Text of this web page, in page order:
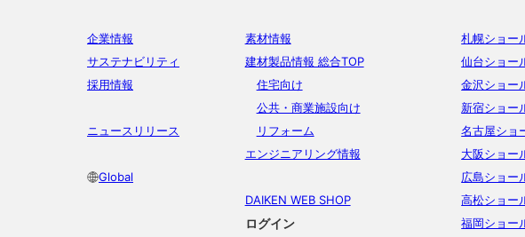
企業情報
サステナビリティ
採用情報
ニュースリリース
Global
素材情報
建材製品情報 総合TOP
住宅向け
公共・商業施設向け
リフォーム
エンジニアリング情報
DAIKEN WEB SHOP
ログイン
札幌ショー
仙台ショー
金沢ショー
新宿ショー
名古屋ショ
大阪ショー
広島ショー
高松ショー
福岡ショー